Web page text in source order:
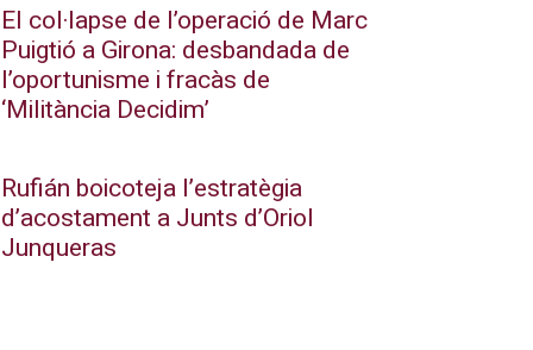
El col·lapse de l’operació de Marc
Puigtió a Girona: desbandada de
l’oportunisme i fracàs de
‘Militància Decidim’
Rufián boicoteja l’estratègia
d’acostament a Junts d’Oriol
Junqueras